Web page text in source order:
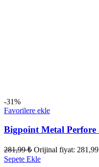
-31%
Favorilere ekle
Bigpoint Metal Perfore
281,99₺ Orijinal fiyat:
Sepete Ekle